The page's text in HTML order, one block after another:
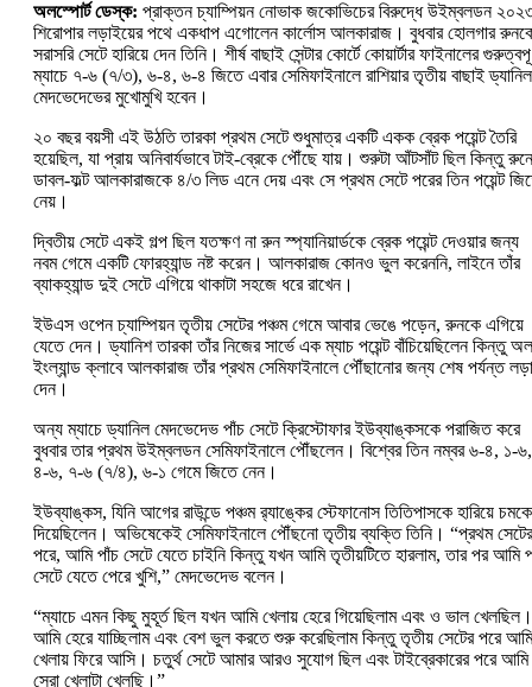
অলস্পোর্ট ডেস্ক: প্রাক্তন চ্যাম্পিয়ন নোভাক জকোভিচের বিরুদ্ধে উইম্বলডন
শিরোপার লড়াইয়ের পথে একধাপ এগোলেন কার্লোস আলকারাজ। বুধবার হোলগার
সরাসরি সেটে হারিয়ে দেন তিনি। শীর্ষ বাছাই সেন্টার কোর্টে কোয়ার্টার ফাইনালের
ম্যাচে ৭-৬ (৭/৩), ৬-৪, ৬-৪ জিতে এবার সেমিফাইনালে রাশিয়ার তৃতীয় বাছাই ড্যানিল
মেদভেদেভের মুখোমুখি হবেন।
২০ বছর বয়সী এই উঠতি তারকা প্রথম সেটে শুধুমাত্র একটি একক ব্রেক পয়েন্ট তৈরি
হয়েছিল, যা প্রায় অনিবার্যভাবে টাই-ব্রেকে পৌঁছে যায়। শুরুটা আঁটসাঁট ছিল কিন্তু
ডাবল-ফল্ট আলকারাজকে ৪/৩ লিড এনে দেয় এবং সে প্রথম সেটে পরের তিন পয়েন্ট
নেয়।
দ্বিতীয় সেটে একই গল্প ছিল যতক্ষণ না রুন স্প্যানিয়ার্ডকে ব্রেক পয়েন্ট দেওয়ার জন্য
নবম গেমে একটি ফোরহ্যান্ড নষ্ট করেন। আলকারাজ কোনও ভুল করেননি, লাইনে তাঁর
ব্যাকহ্যান্ড দুই সেটে এগিয়ে থাকাটা সহজে ধরে রাখেন।
ইউএস ওপেন চ্যাম্পিয়ন তৃতীয় সেটের পঞ্চম গেমে আবার ভেঙে পড়েন, রুনকে এগিয়ে
যেতে দেন। ড্যানিশ তারকা তাঁর নিজের সার্ভে এক ম্যাচ পয়েন্ট বাঁচিয়েছিলেন কিন্তু অল
ইংল্যান্ড ক্লাবে আলকারাজ তাঁর প্রথম সেমিফাইনালে পৌঁছানোর জন্য শেষ পর্যন্ত
দেন।
অন্য ম্যাচে ড্যানিল মেদভেদেভ পাঁচ সেটে ক্রিস্টোফার ইউব্যাঙ্কসকে পরাজিত করে
বুধবার তার প্রথম উইম্বলডন সেমিফাইনালে পৌঁছলেন। বিশ্বের তিন নম্বর ৬-৪, ১-৬,
৪-৬, ৭-৬ (৭/৪), ৬-১ গেমে জিতে নেন।
ইউব্যাঙ্কস, যিনি আগের রাউন্ডে পঞ্চম র‍্যাঙ্কের স্টেফানোস তিতিপাসকে হারিয়ে চমকে
দিয়েছিলেন। অভিষেকেই সেমিফাইনালে পৌঁছনো তৃতীয় ব্যক্তি তিনি। “প্রথম সেটের
পরে, আমি পাঁচ সেটে যেতে চাইনি কিন্তু যখন আমি তৃতীয়টিতে হারলাম, তার পর আমি
সেটে যেতে পেরে খুশি,” মেদভেদেভ বলেন।
“ম্যাচে এমন কিছু মুহূর্ত ছিল যখন আমি খেলায় হেরে গিয়েছিলাম এবং ও ভাল খেলছিল।
আমি হেরে যাচ্ছিলাম এবং বেশ ভুল করতে শুরু করেছিলাম কিন্তু তৃতীয় সেটের পরে আমি
খেলায় ফিরে আসি। চতুর্থ সেটে আমার আরও সুযোগ ছিল এবং টাইব্রেকারের পরে আমি
সেরা খেলাটা খেলছি।”